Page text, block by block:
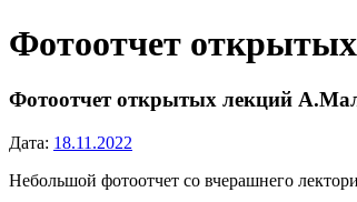
Фотоотчет
Фотоотчет открытых лекций
Дата: 18.11.2022
Небольшой фотоотчет со вчерашнего